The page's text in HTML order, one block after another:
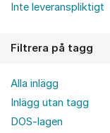
Inte leveranspliktigt
Filtrera på tagg
Alla inlägg
Inlägg utan tagg
DOS-lagen